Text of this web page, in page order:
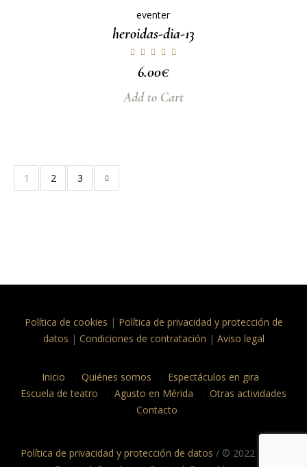
eventer
heroidas-dia-13
6.00€
Add to Cart
1 2 3
Política de cookies | Política de privacidad y protección de
datos | Condiciones de contratación | Aviso legal
Inicio Quiénes somos
Espectáculos en gira
Escuela de teatro
Agusto en Mérida
Otras actividades
Contacto
Política de privacidad y protección de datos / © 2022 Taptc?